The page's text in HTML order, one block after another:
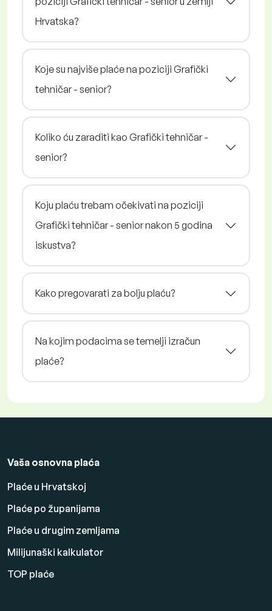
Hrvatska?
Koje su najviše plaće na poziciji Grafički
tehničar - senior?
Koliko ću zaraditi kao Grafički tehničar -
senior?
Koju plaću trebam očekivati na poziciji
Grafički tehničar - senior nakon 5 godina
iskustva?
Kako pregovarati za bolju plaću?
Na kojim podacima se temelji izračun
plaće?
Vaša osnovna plaća
Plaće u Hrvatskoj
Plaće po županijama
Plaće u drugim zemljama
Milijunaški kalkulator
TOP plaće